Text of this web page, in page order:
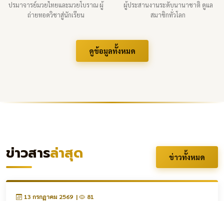
ปรมาจารย์มวยไทยและมวยโบราณ ผู้
ถ่ายทอดวิชาสู่นักเรียน
ผู้ประสานงานระดับนานาชาติ ดูแล
สมาชิกทั่วโลก
ดูข้อมูลทั้งหมด
ข่าวสารล่าสุด ข่าวทั้งหมด
13 กรกฏาคม 2569 | 81